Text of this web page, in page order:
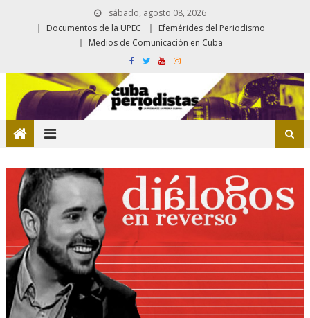
sábado, agosto 08, 2026
Documentos de la UPEC
Efemérides del Periodismo
Medios de Comunicación en Cuba